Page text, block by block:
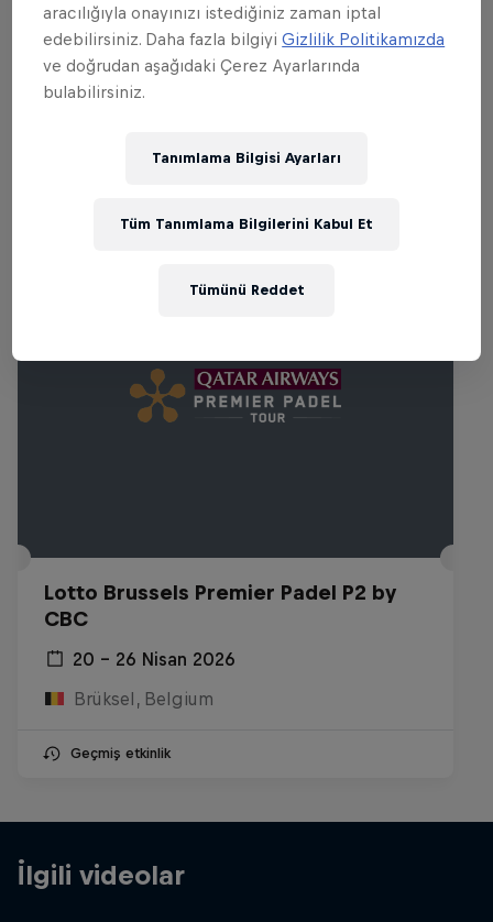
finallerden finallere kadar tüm maçları
Red Bull TV'de tekrar izle, önceki maçlar
Premier Padel YouTube kanalında mevcut.
Lotto Brussels Premier Padel P2 by
CBC
20 – 26 Nisan 2026
Brüksel, Belgium
Geçmiş etkinlik
İlgili videolar
aracılığıyla onayınızı istediğiniz zaman iptal
edebilirsiniz. Daha fazla bilgiyiGizlilik Politikamızda
ve doğrudan aşağıdaki Çerez Ayarlarında
bulabilirsiniz.
Tanımlama Bilgisi Ayarları
Tümünü Reddet
Tüm Tanımlama Bilgilerini Kabul Et